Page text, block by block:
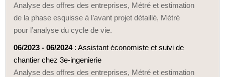
Analyse des offres des entreprises, Métré et estimation
de la phase esquisse à l’avant projet détaillé, Métré
pour l’analyse du cycle de vie.
06/2023 - 06/2024: Assistant économiste et suivi de
chantier chez 3e-ingenierie
Analyse des offres des entreprises, Métré et estimation